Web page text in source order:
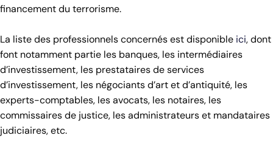
financement du terrorisme.
La liste des professionnels concernés est disponible ici, dont
font notamment partie les banques, les intermédiaires
d’investissement, les prestataires de services
d’investissement, les négociants d’art et d’antiquité, les
experts-comptables, les avocats, les notaires, les
commissaires de justice, les administrateurs et mandataires
judiciaires, etc.